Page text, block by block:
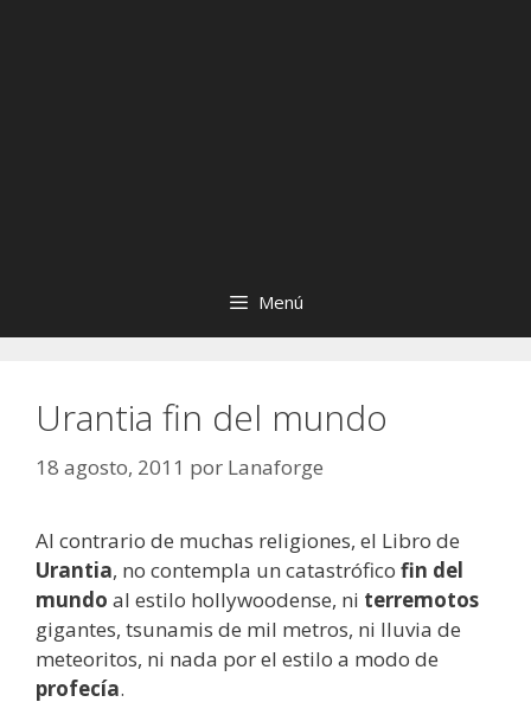
Menú
Urantia fin del mundo
18 agosto, 2011 por Lanaforge
Al contrario de muchas religiones, el Libro de
Urantia, no contempla un catastrófico fin del
mundo al estilo hollywoodense, ni terremotos
gigantes, tsunamis de mil metros, ni lluvia de
meteoritos, ni nada por el estilo a modo de
profecía.